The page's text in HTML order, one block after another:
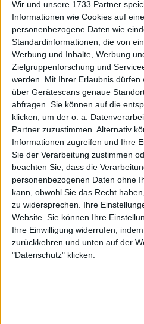
Wir und unsere 1733 Partner
Informationen wie Cookies auf
personenbezogene Daten wie
Standardinformationen, die von
Werbung und Inhalte, Werbung
Zielgruppenforschung und
werden.
Mit Ihrer Erlaubnis
über Gerätescans genaue
abfragen. Sie können auf die
klicken, um der o. a.
Partner zuzustimmen. Alternativ
Informationen zugreifen und Ihre
Sie der Verarbeitung zustimmen
beachten Sie, dass die
personenbezogenen Daten ohne
kann, obwohl Sie das Recht
zu widersprechen. Ihre
Website. Sie können Ihre
Ihre Einwilligung widerrufen,
zurückkehren und unten auf der
"Datenschutz" klicken.
Gauff dominiert
Satz: zwei frühe
den Ton an
Von Beginn an lief alles für
Favoritenstatus ausspielte